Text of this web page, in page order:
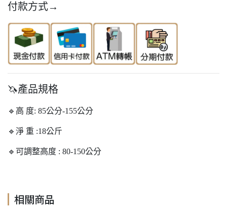
付款方式→
🦄產品規格
🔹高 度: 85公分-155公分
🔹淨 重 :18公斤
🔹可調整高度 : 80-150公分
相關商品